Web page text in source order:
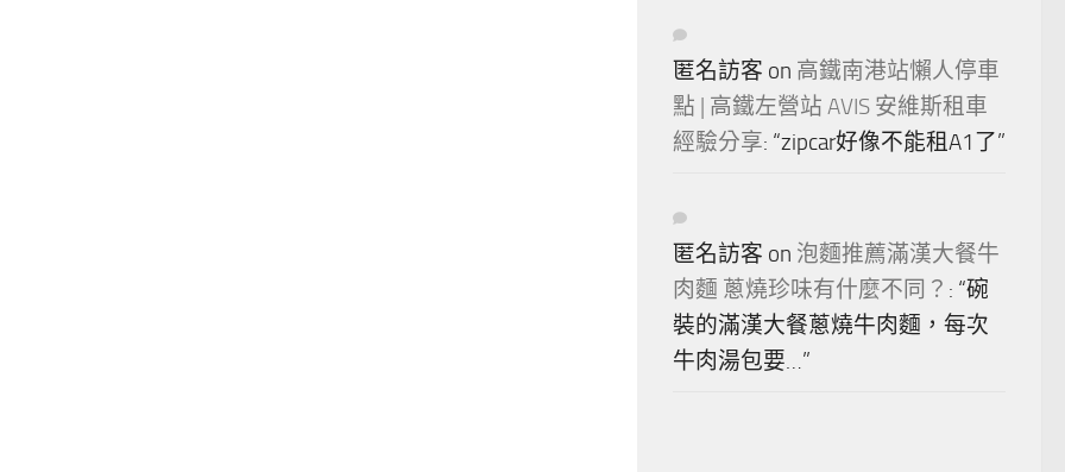
匿名訪客 on 高鐵南港站懶人停車
點 | 高鐵左營站 AVIS 安維斯租車
經驗分享: “zipcar好像不能租A1了”
匿名訪客 on 泡麵推薦滿漢大餐牛
肉麵 蔥燒珍味有什麼不同？ : “碗
裝的滿漢大餐蔥燒牛肉麵，每次
牛肉湯包要…”